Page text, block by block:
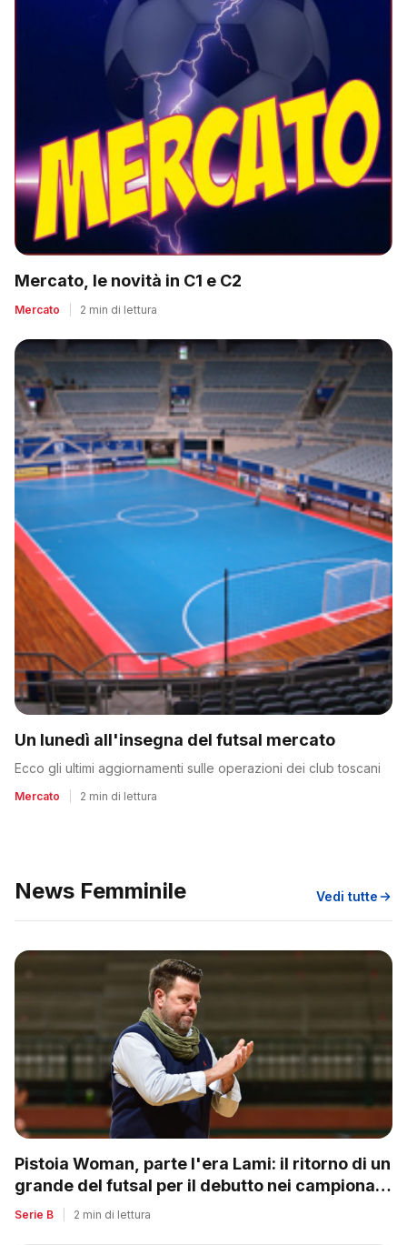
Mercato, le novità in C1 e C2
Mercato 2 min di lettura
Un lunedì all'insegna del futsal mercato
Ecco gli ultimi aggiornamenti sulle operazioni dei club toscani
Mercato 2 min di lettura
News Femminile Vedi tutte
Pistoia Woman, parte l'era Lami: il ritorno di un
grande del futsal per il debutto nei campionati
nazionali
Serie B 2 min di lettura